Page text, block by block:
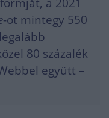
-ot mintegy 550
80 százalék
együtt –